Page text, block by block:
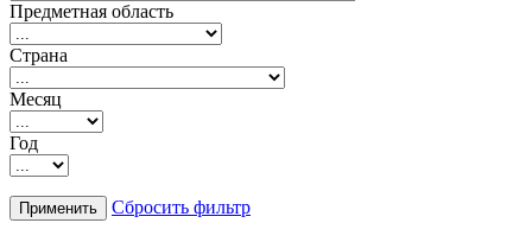
Предметная область
Страна
Месяц
Год
Сбросить фильтр